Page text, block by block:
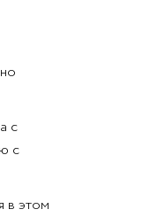
с
с
в этом